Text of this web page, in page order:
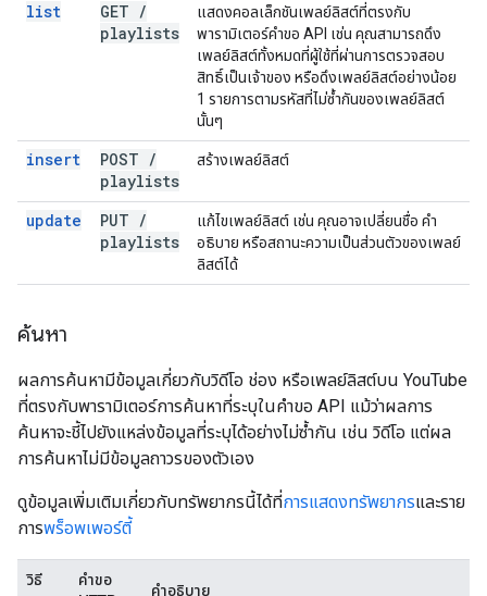
list GET /
playlists
แสดงคอลเล็กชันเพลย์ลิสต์ที่ตรงกับ
พารามิเตอร์คำขอ API เช่น คุณสามารถดึง
เพลย์ลิสต์ทั้งหมดที่ผู้ใช้ที่ผ่านการตรวจสอบ
สิทธิ์เป็นเจ้าของ หรือดึงเพลย์ลิสต์อย่างน้อย
1 รายการตามรหัสที่ไม่ซ้ำกันของเพลย์ลิสต์
นั้นๆ
insert POST /
playlists
สร้างเพลย์ลิสต์
update PUT /
playlists
แก้ไขเพลย์ลิสต์ เช่น คุณอาจเปลี่ยนชื่อ คำ
อธิบาย หรือสถานะความเป็นส่วนตัวของเพลย์
ลิสต์ได้
ค้นหา
ผลการค้นหามีข้อมูลเกี่ยวกับวิดีโอ ช่อง หรือเพลย์ลิสต์บน YouTube
ที่ตรงกับพารามิเตอร์การค้นหาที่ระบุในคำขอ API แม้ว่าผลการ
ค้นหาจะชี้ไปยังแหล่งข้อมูลที่ระบุได้อย่างไม่ซ้ำกัน เช่น วิดีโอ แต่ผล
การค้นหาไม่มีข้อมูลถาวรของตัวเอง
ดูข้อมูลเพิ่มเติมเกี่ยวกับทรัพยากรนี้ได้ที่การแสดงทรัพยากรและราย
การพร็อพเพอร์ตี้
วิธี
คำขอ
คำอธิบาย